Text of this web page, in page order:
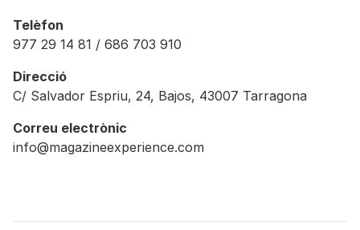
Telèfon
977 29 14 81 / 686 703 910
Direcció
C/ Salvador Espriu, 24, Bajos, 43007 Tarragona
Correu electrònic
info@magazineexperience.com